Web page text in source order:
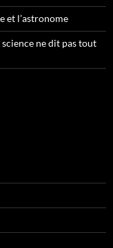
et l’astronome
ne dit pas tout